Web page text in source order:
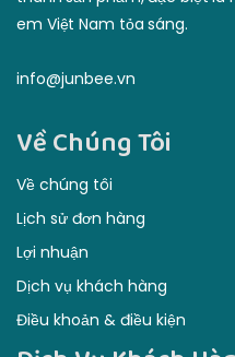
Về chúng tôi
Lịch sử đơn hàng
Dịch vụ khách hàng
Điều khoản & điều kiện
Dịch Vụ Khách Hàng
Phương thức thanh toán
Lợi nhuận